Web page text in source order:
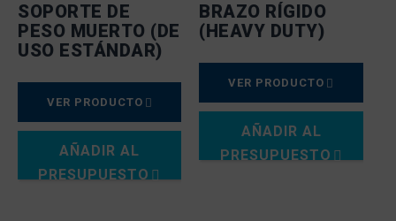
SOPORTE DE
PESO MUERTO (DE
USO ESTÁNDAR)
VER PRODUCTO
AÑADIR AL
PRESUPUESTO
BRAZO RÍGIDO
(HEAVY DUTY)
VER PRODUCTO
AÑADIR AL
PRESUPUESTO